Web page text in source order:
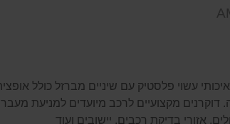
איכותי עשוי פלסטיק עם שיניים מברזל כולל
דוקרנים מקצועיים לרכב מיועדים למניעת מעבר
אזורי בדיקת רכבים, יישובים ועוד